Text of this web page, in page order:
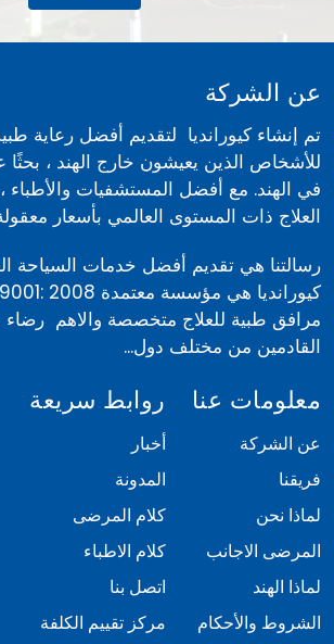
(IUI) التلقيح داخل الرحم
الحقن المجهري
علاج القرنية المخروطية
سرطان الثدي
سرطان الرئة
سرطان الكبد
عدسة داخل العين
سرطان الدماغ
سرطان الدم
سرطان بطانة الرحم
سرطان عنق الرحم
سرطان البروستات
العلاج الكيمياوي
سرطان الفم
علاج الأورام بالإشعاع
جراحة تجاوز القلب
عن الشركة
تم إنشاء كيورانديا لتقديم أفضل رعاية
للأشخاص الذين يعيشون خارج الهند ، بحثًا
في الهند. مع أفضل المستشفيات والأطباء
العلاج ذات المستوى العالمي بأسعار
رسالتنا هي تقديم أفضل خدمات السياحة
مرافق طبية للعلاج متخصصة والاهم
القادمين من مختلف دول...
معلومات عنا
عن الشركة
فريقنا
لماذا نحن
المرضى الاجانب
لماذا الهند
الشروط والأحكام
روابط سريعة
أخبار
المدونة
كلام المرضى
كلام الاطباء
اتصل بنا
مركز تقييم الكلفة